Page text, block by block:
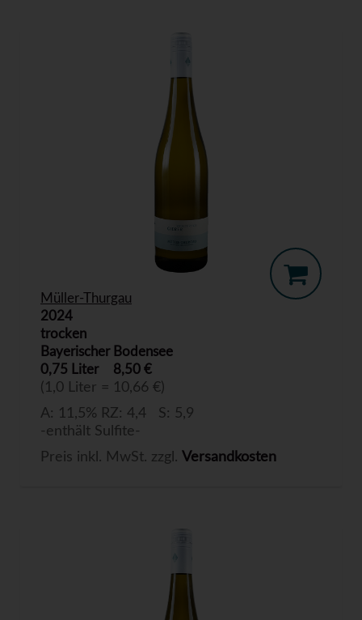
Müller-Thurgau
2024
trocken
Bayerischer Bodensee
0,75 Liter
8,50 €
(1,0 Liter = 10,66 €)
A: 11,5% RZ: 4,4 S: 5,9
-enthält Sulfite-
Preis inkl. MwSt. zzgl. Versandkosten